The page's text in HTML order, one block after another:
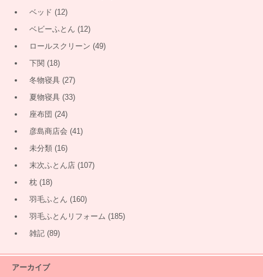
ベッド (12)
ベビーふとん (12)
ロールスクリーン (49)
下関 (18)
冬物寝具 (27)
夏物寝具 (33)
座布団 (24)
彦島商店会 (41)
未分類 (16)
末次ふとん店 (107)
枕 (18)
羽毛ふとん (160)
羽毛ふとんリフォーム (185)
雑記 (89)
アーカイブ